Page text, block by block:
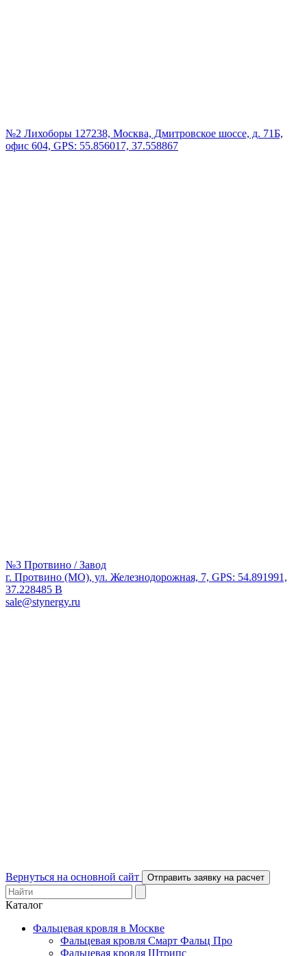
№2 Лихоборы 127238, Москва, Дмитровское шоссе, д. 71Б,
офис 604, GPS: 55.856017, 37.558867
№3 Протвино / Завод
г. Протвино (МО), ул. Железнодорожная, 7, GPS: 54.891991,
37.228485 В
sale@stynergy.ru
Вернуться на основной сайт Отправить заявку на расчет
Каталог
Фальцевая кровля в Москве
Фальцевая кровля Смарт Фальц Про
Фальцевая кровля Штрипс